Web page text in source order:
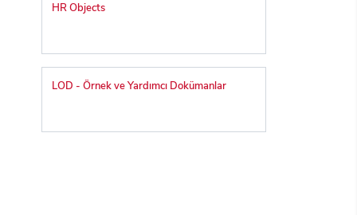
HR Objects
LOD - Örnek ve Yardımcı Dokümanlar